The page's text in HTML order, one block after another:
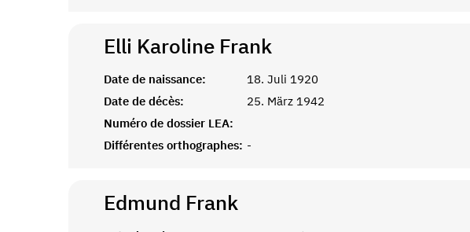
Elli Karoline Frank
Date de naissance: 18. Juli 1920
Date de décès:
25. März 1942
Numéro de dossier LEA:
Différentes orthographes: -
Edmund Frank